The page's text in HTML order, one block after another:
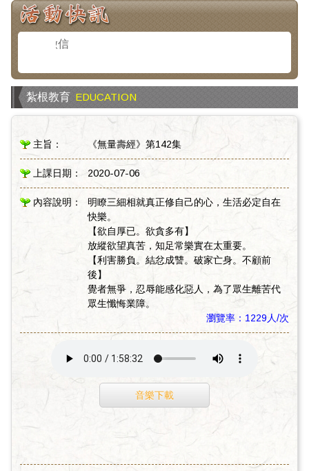
捐款徵信
紮根教育 EDUCATION
主旨： 《無量壽經》第142集
上課日期： 2020-07-06
內容說明：
明瞭三細相就真正修自己的心，生活必定自在
快樂。
【欲自厚已。欲貪多有】
放縱欲望真苦，知足常樂實在太重要。
【利害勝負。結忿成讐。破家亡身。不顧前
後】
覺者無爭，忍辱能感化惡人，為了眾生離苦代
眾生懺悔業障。
瀏覽率：1229人/次
音樂下載